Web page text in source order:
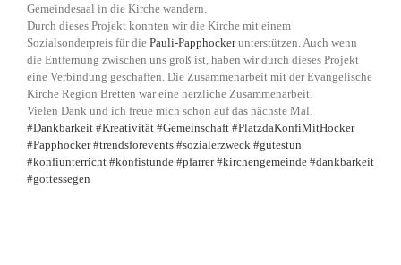
Gemeindesaal in die Kirche wandern.
Durch dieses Projekt konnten wir die Kirche mit einem
Sozialsonderpreis für die Pauli-Papphockerunterstützen. Auch wenn
die Entfernung zwischen uns groß ist, haben wir durch dieses Projekt
eine Verbindung geschaffen. Die Zusammenarbeit mit der Evangelische
Kirche Region Bretten war eine herzliche Zusammenarbeit.
Vielen Dank und ich freue mich schon auf das nächste Mal.
#Dankbarkeit #Kreativität #Gemeinschaft #PlatzdaKonfiMitHocker
#Papphocker #trendsforevents #sozialerzweck #gutestun
#konfiunterricht #konfistunde #pfarrer #kirchengemeinde #dankbarkeit
#gottessegen